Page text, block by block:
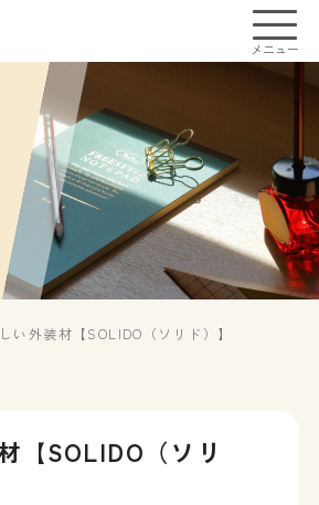
メニュー
い外装材【SOLIDO（ソリド）】
【SOLIDO（ソリ